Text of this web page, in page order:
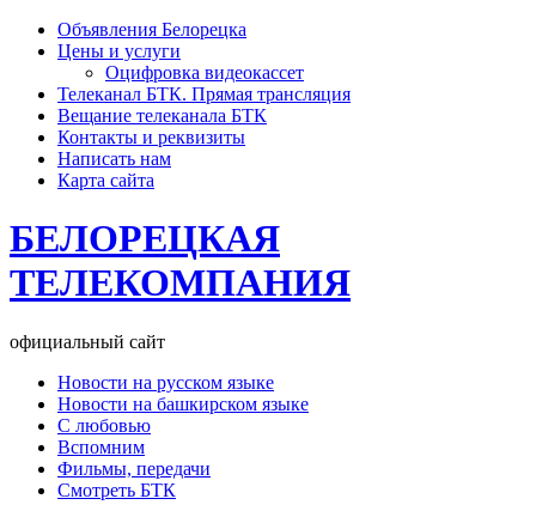
Объявления Белорецка
Цены и услуги
Оцифровка видеокассет
Телеканал БТК. Прямая трансляция
Вещание телеканала БТК
Контакты и реквизиты
Написать нам
Карта сайта
БЕЛОРЕЦКАЯ
ТЕЛЕКОМПАНИЯ
официальный сайт
Новости на русском языке
Новости на башкирском языке
С любовью
Вспомним
Фильмы, передачи
Смотреть БТК